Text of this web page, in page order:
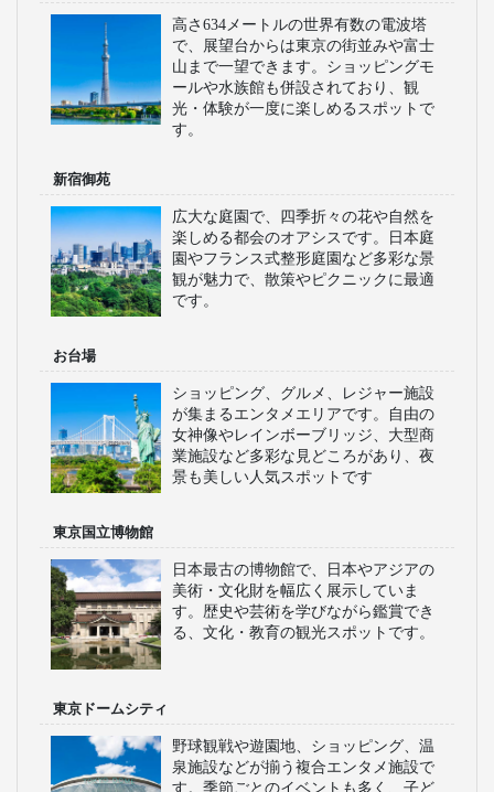
高さ634メートルの世界有数の電波塔
で、展望台からは東京の街並みや富士
山まで一望できます。ショッピングモ
ールや水族館も併設されており、観
光・体験が一度に楽しめるスポットで
す。
新宿御苑
広大な庭園で、四季折々の花や自然を
楽しめる都会のオアシスです。日本庭
園やフランス式整形庭園など多彩な景
観が魅力で、散策やピクニックに最適
です。
お台場
ショッピング、グルメ、レジャー施設
が集まるエンタメエリアです。自由の
女神像やレインボーブリッジ、大型商
業施設など多彩な見どころがあり、夜
景も美しい人気スポットです
東京国立博物館
日本最古の博物館で、日本やアジアの
美術・文化財を幅広く展示していま
す。歴史や芸術を学びながら鑑賞でき
る、文化・教育の観光スポットです。
東京ドームシティ
野球観戦や遊園地、ショッピング、温
泉施設などが揃う複合エンタメ施設で
す。季節ごとのイベントも多く、子ど